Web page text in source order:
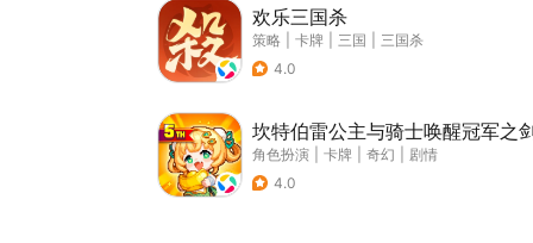
欢乐三国杀
策略 卡牌 三国
三国杀
4.0
坎特伯雷公主与骑士唤醒冠军之
角色扮演 卡牌 奇幻
剧情
4.0